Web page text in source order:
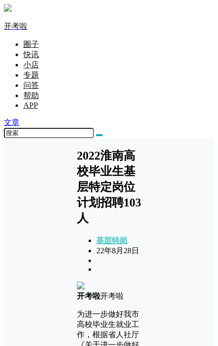
开考啦
圈子
快讯
小店
专题
问答
帮助
APP
文章
2022淮南高
校毕业生基
层特定岗位
计划招聘103
人
基层特岗
22年8月28日
开考啦开考啦
为进一步做好我市
高校毕业生就业工
作，根据省人社厅